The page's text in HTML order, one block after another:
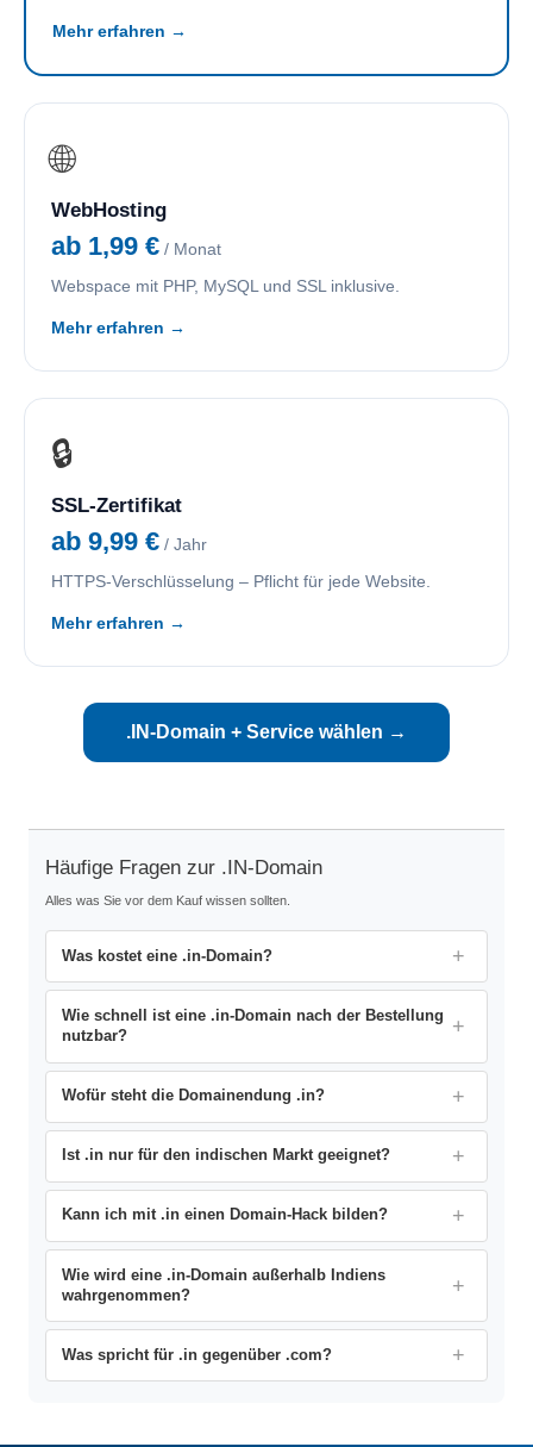
Mehr erfahren →
🌐
WebHosting
ab 1,99 € / Monat
Webspace mit PHP, MySQL und SSL inklusive.
Mehr erfahren →
🔒
SSL-Zertifikat
ab 9,99 € / Jahr
HTTPS-Verschlüsselung – Pflicht für jede Website.
Mehr erfahren →
.IN-Domain + Service wählen →
Häufige Fragen zur .IN-Domain
Alles was Sie vor dem Kauf wissen sollten.
Was kostet eine .in-Domain?
Wie schnell ist eine .in-Domain nach der Bestellung
nutzbar?
Wofür steht die Domainendung .in?
Ist .in nur für den indischen Markt geeignet?
Kann ich mit .in einen Domain-Hack bilden?
Wie wird eine .in-Domain außerhalb Indiens
wahrgenommen?
Was spricht für .in gegenüber .com?